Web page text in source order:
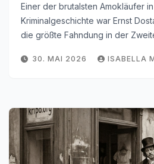
Einer der brutalsten Amokläufer
Kriminalgeschichte war Ernst
die größte Fahndung in der
30. MAI 2026 ISABELLA